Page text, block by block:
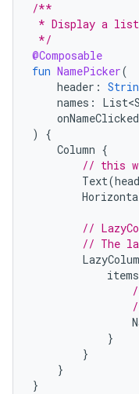
/**
* Display a list
*/
@Composable
fun NamePicker(
header :
names :
onNameClicked
)
{
Column {
// this
Text(
//
// The
items
}
}
}
}